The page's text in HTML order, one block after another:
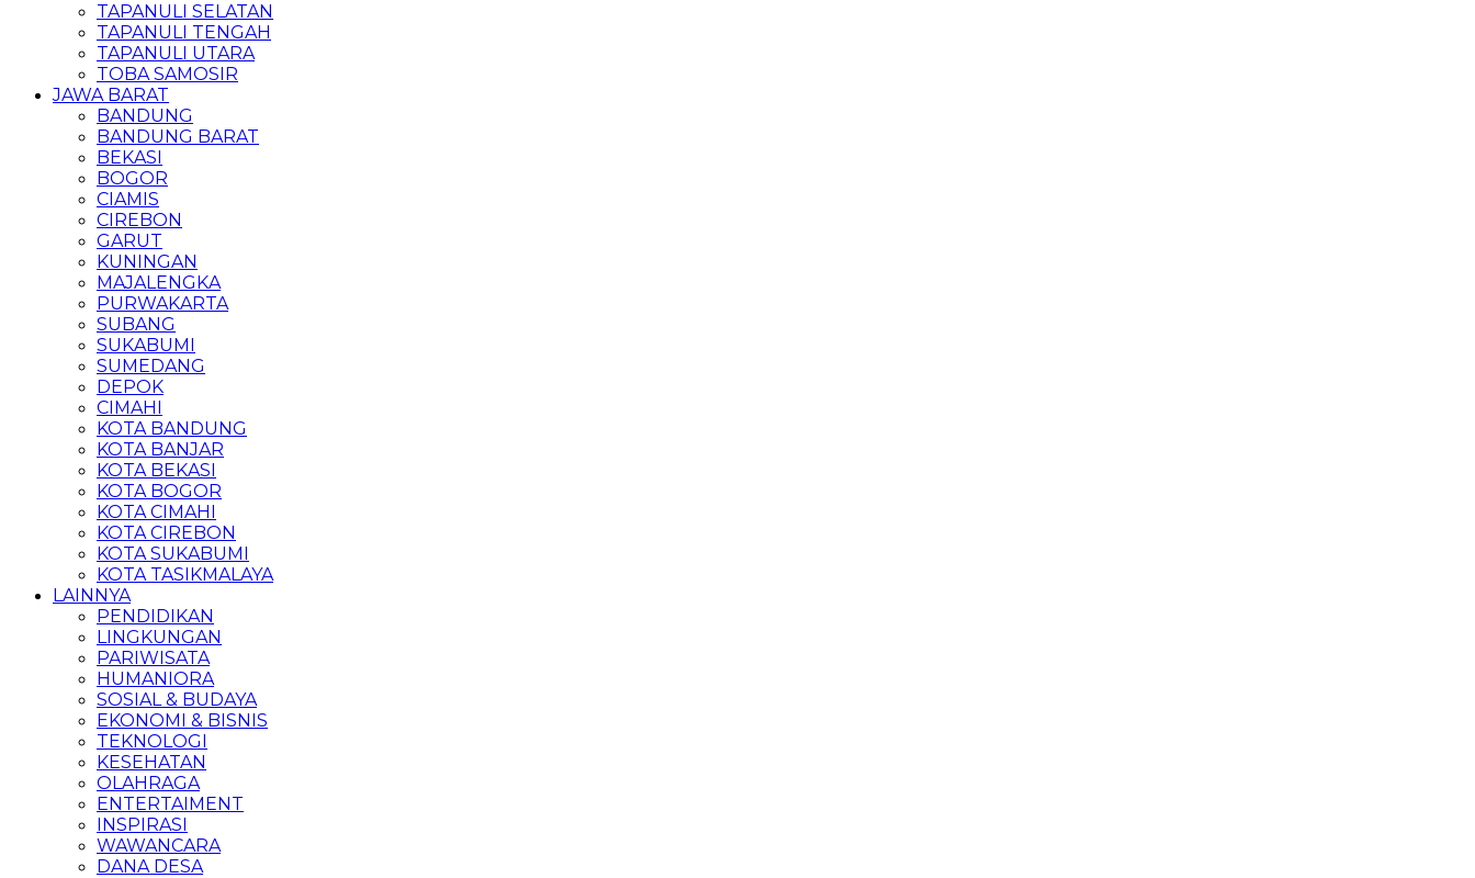
TAPANULI SELATAN
TAPANULI TENGAH
TAPANULI UTARA
TOBA SAMOSIR
JAWA BARAT
BANDUNG
BANDUNG BARAT
BEKASI
BOGOR
CIAMIS
CIREBON
GARUT
KUNINGAN
MAJALENGKA
PURWAKARTA
SUBANG
SUKABUMI
SUMEDANG
DEPOK
CIMAHI
KOTA BANDUNG
KOTA BANJAR
KOTA BEKASI
KOTA BOGOR
KOTA CIMAHI
KOTA CIREBON
KOTA SUKABUMI
KOTA TASIKMALAYA
LAINNYA
PENDIDIKAN
LINGKUNGAN
PARIWISATA
HUMANIORA
SOSIAL & BUDAYA
EKONOMI & BISNIS
TEKNOLOGI
KESEHATAN
OLAHRAGA
ENTERTAIMENT
INSPIRASI
WAWANCARA
DANA DESA